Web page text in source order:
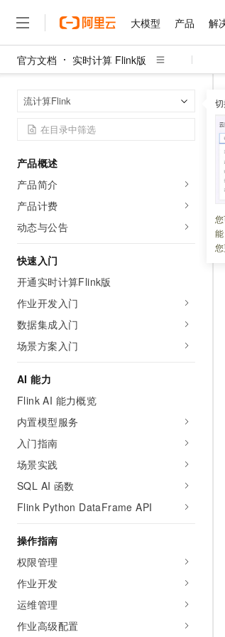
大模型 产品 解
官方文档 实时计算 Flink版
流计算Flink
您
产品概述
产品简介
产品计费
动态与公告
快速入门
开通实时计算Flink版
作业开发入门
数据集成入门
场景方案入门
AI 能力
Flink AI 能力概览
内置模型服务
入门指南
场景实践
SQL AI 函数
Flink Python DataFrame API
操作指南
权限管理
作业开发
运维管理
作业高级配置
大模型
产品
精选产品
人工智能与机器学习
存储
网络与CDN
安全
数据库
大数据计算
媒体服务
企业服务与云通信
域名与网站
终端用户计算
Serverless
迁移与运维管理
解决方案
精选解决方案
AI
现代化应用
安全
网络
上云与迁云
企业出海
政企业务
权益
定价
云市场
伙伴
服务
了解阿里云